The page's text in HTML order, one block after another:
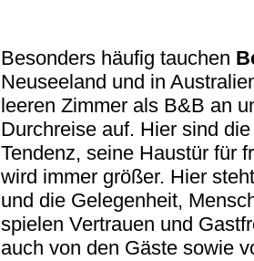
Besonders häufig tauchen
Neuseeland und in
leeren Zimmer als B&B an
Durchreise auf. Hier sind
Tendenz, seine Haustür für
wird immer größer. Hier
und die Gelegenheit,
spielen Vertrauen und
auch von den Gäste sowie